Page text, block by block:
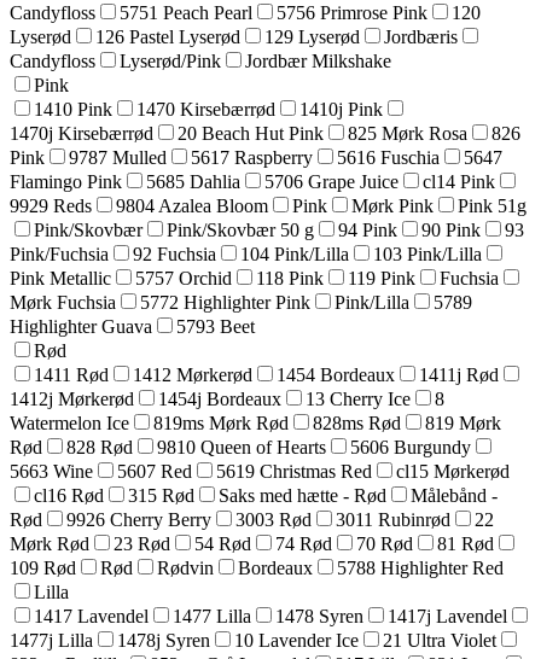
Candyfloss
5751 Peach Pearl 5756 Primrose Pink
120
Lyserød
126 Pastel Lyserød 129 Lyserød
Jordbæris
Candyfloss
Lyserød/Pink
Jordbær Milkshake
Pink
1410 Pink
1470 Kirsebærrød
1410j Pink
1470j Kirsebærrød
20 Beach Hut Pink 825 Mørk Rosa
826
Pink
9787 Mulled 5617 Raspberry 5616 Fuschia
5647
Flamingo Pink
5685 Dahlia 5706 Grape Juice
cl14 Pink
9929 Reds
9804 Azalea Bloom Pink Mørk Pink
Pink 51g
Pink/Skovbær
Pink/Skovbær 50 g 94 Pink 90 Pink
93
Pink/Fuchsia
92 Fuchsia 104 Pink/Lilla
103 Pink/Lilla
Pink Metallic
5757 Orchid 118 Pink 119 Pink
Fuchsia
Mørk Fuchsia
5772 Highlighter Pink Pink/Lilla
5789
Highlighter Guava
5793 Beet
Rød
1411 Rød
1412 Mørkerød 1454 Bordeaux
1411j Rød
1412j Mørkerød
1454j Bordeaux 13 Cherry Ice
8
Watermelon Ice
819ms Mørk Rød 828ms Rød
819 Mørk
Rød
828 Rød 9810 Queen of Hearts
5606 Burgundy
5663 Wine
5607 Red 5619 Christmas Red
cl15 Mørkerød
cl16 Rød
315 Rød Saks med hætte - Rød
Målebånd -
Rød
9926 Cherry Berry 3003 Rød 3011 Rubinrød
22
Mørk Rød
23 Rød 54 Rød 74 Rød 70 Rød
81 Rød
109 Rød
Rød Rødvin Bordeaux
5788 Highlighter Red
Lilla
1417 Lavendel
1477 Lilla 1478 Syren
1417j Lavendel
1477j Lilla
1478j Syren 10 Lavender Ice
21 Ultra Violet